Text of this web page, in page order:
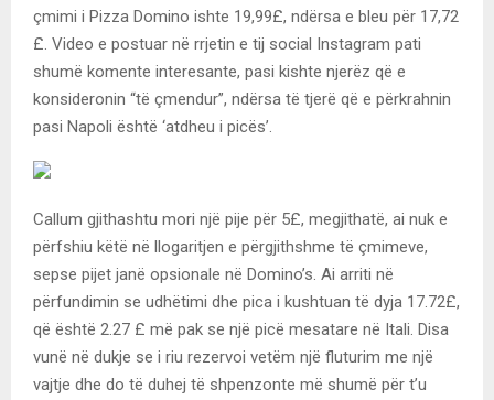
çmimi i Pizza Domino ishte 19,99£, ndërsa e bleu për 17,72
£. Video e postuar në rrjetin e tij social Instagram pati
shumë komente interesante, pasi kishte njerëz që e
konsideronin “të çmendur”, ndërsa të tjerë që e përkrahnin
pasi Napoli është ‘atdheu i picës’.
Callum gjithashtu mori një pije për 5£, megjithatë, ai nuk e
përfshiu këtë në llogaritjen e përgjithshme të çmimeve,
sepse pijet janë opsionale në Domino’s. Ai arriti në
përfundimin se udhëtimi dhe pica i kushtuan të dyja 17.72£,
që është 2.27 £ më pak se një picë mesatare në Itali. Disa
vunë në dukje se i riu rezervoi vetëm një fluturim me një
vajtje dhe do të duhej të shpenzonte më shumë për t’u